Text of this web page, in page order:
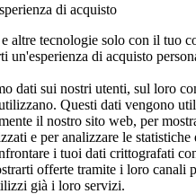
di acquisto
altre tecnologie solo con il tuo
un'esperienza di acquisto
dati sui nostri utenti, sul loro
Questi dati vengono
il nostro sito web, per
e per analizzare le
i tuoi dati crittografati
offerte tramite i loro canali
già i loro servizi.